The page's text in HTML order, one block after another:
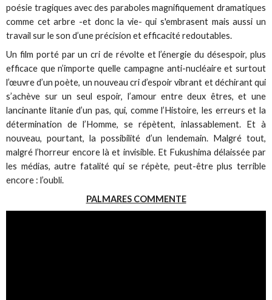
poésie tragiques avec des paraboles magnifiquement dramatiques
comme cet arbre -et donc la vie- qui s'embrasent mais aussi un
travail sur le son d’une précision et efficacité redoutables.
Un film porté par un cri de révolte et l’énergie du désespoir, plus
efficace que n’importe quelle campagne anti-nucléaire et surtout
l’œuvre d’un poète, un nouveau cri d’espoir vibrant et déchirant qui
s’achève sur un seul espoir, l’amour entre deux êtres, et une
lancinante litanie d’un pas, qui, comme l’Histoire, les erreurs et la
détermination de l’Homme, se répètent, inlassablement. Et à
nouveau, pourtant, la possibilité d’un lendemain. Malgré tout,
malgré l’horreur encore là et invisible. Et Fukushima délaissée par
les médias, autre fatalité qui se répète, peut-être plus terrible
encore : l’oubli.
PALMARES COMMENTE